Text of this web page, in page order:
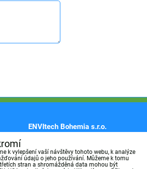
ENVItech Bohemia s.r.o.
161 00 Praha 6
Česká republika
k vylepšení vaší návštěvy tohoto webu, k analýze
údajů o jeho používání. Můžeme k tomu
stran a shromážděná data mohou být